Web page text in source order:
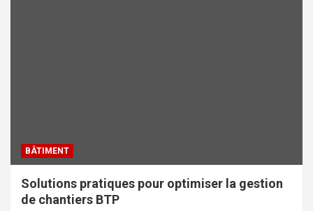
BÂTIMENT
Solutions pratiques pour optimiser la gestion
de chantiers BTP